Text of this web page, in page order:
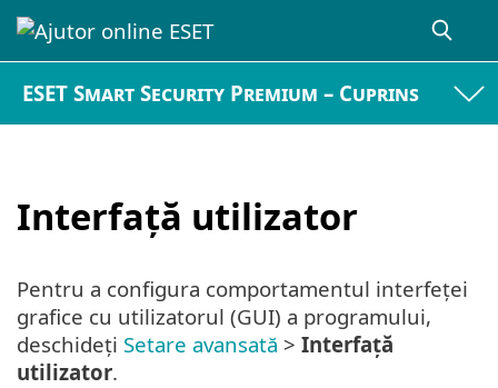
ESET Smart Security Premium – Cuprins
Interfață utilizator
Pentru a configura comportamentul interfeței
grafice cu utilizatorul (GUI) a programului,
deschideți Setare avansată > Interfață
utilizator.